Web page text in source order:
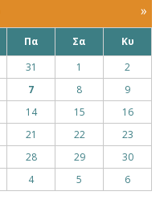
»
Πα Σα
Κυ
31 1
2
7 8
9
14 15
16
21 22
23
28 29
30
4 5 6